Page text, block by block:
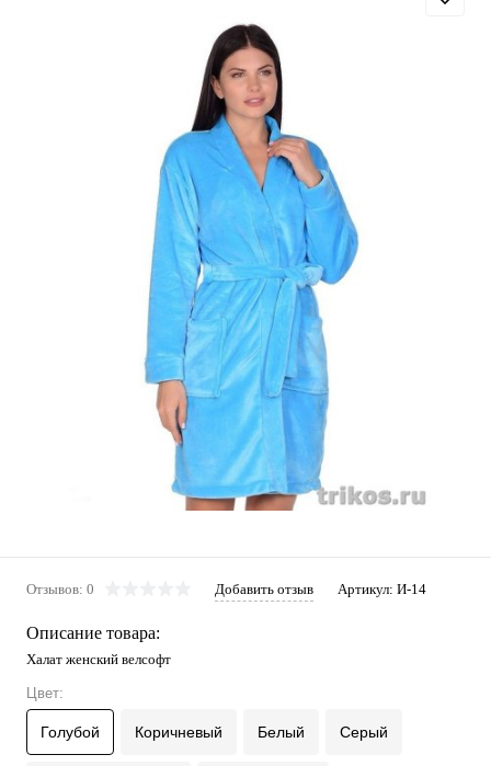
Отзывов: 0 Добавить отзыв Артикул: И-14
Описание товара:
Халат женский велсофт
Цвет:
Голубой Коричневый Белый Серый